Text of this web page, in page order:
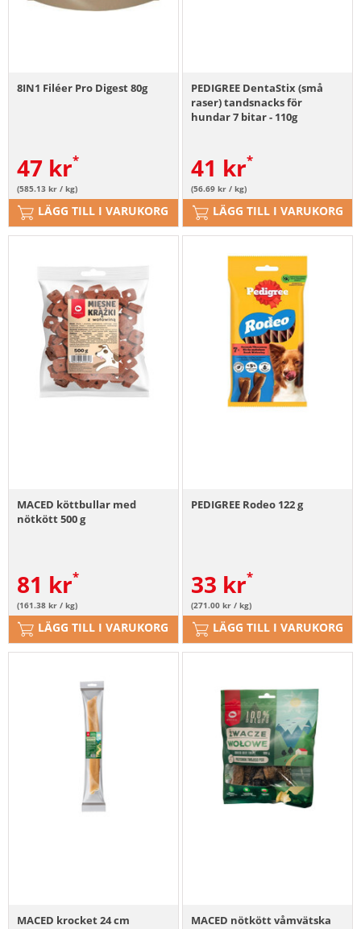
8IN1 Filéer Pro Digest 80g
47 kr
(585.13 kr / kg)
LÄGG TILL I VARUKORG
PEDIGREE DentaStix (små
raser) tandsnacks för
hundar 7 bitar - 110g
41 kr
(56.69 kr / kg)
LÄGG TILL I VARUKORG
MACED köttbullar med
nötkött 500 g
81 kr
(161.38 kr / kg)
LÄGG TILL I VARUKORG
PEDIGREE Rodeo 122 g
33 kr
(271.00 kr / kg)
LÄGG TILL I VARUKORG
MACED krocket 24 cm
MACED nötkött våmvätska